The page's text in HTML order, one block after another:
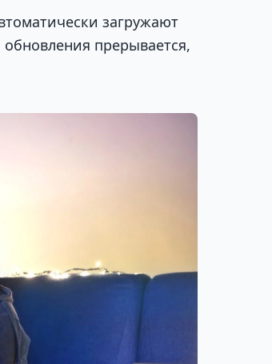
загружают
прерывается,